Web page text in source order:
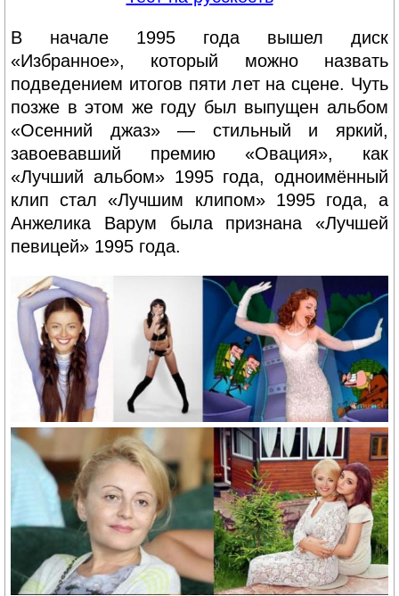
В начале 1995 года вышел диск
«Избранное», который можно назвать
подведением итогов пяти лет на сцене. Чуть
позже в этом же году был выпущен альбом
«Осенний джаз» — стильный и яркий,
завоевавший премию «Овация», как
«Лучший альбом» 1995 года, одноимённый
клип стал «Лучшим клипом» 1995 года, а
Анжелика Варум была признана «Лучшей
певицей» 1995 года.